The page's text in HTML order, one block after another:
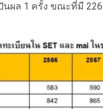
ผล 1 ครั้ง ขณะที่มี